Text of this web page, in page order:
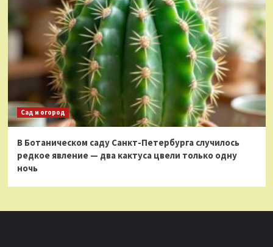
Сад и огород
В Ботаническом саду Санкт-Петербурга случилось
редкое явление — два кактуса цвели только одну
ночь